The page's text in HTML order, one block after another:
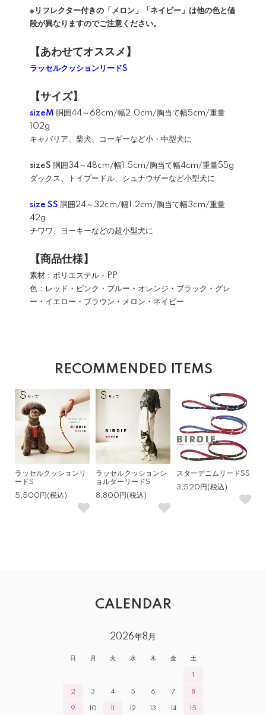
※リフレクター付きの「メロン」「ネイビー」は他の色と値
段が異なりますのでご注意ください。
【あわせてオススメ】
ラッセルクッションリードS
【サイズ】
sizeM 胴囲44～68cm/幅2.0cm/胸当て幅5cm/重量
102g
キャバリア、柴犬、コーギーなど小・中型犬に
sizeS 胴囲34～48cm/幅1.5cm/胸当て幅4cm/重量55g
ダックス、トイプードル、シュナウザーなど小型犬に
size SS 胴囲24～32cm/幅1.2cm/胸当て幅3cm/重量
42g
チワワ、ヨーキーなどの超小型犬に
【商品仕様】
素材：ポリエステル・PP
色：レッド・ピンク・ブルー・オレンジ・ブラック・グレ
ー・イエロー・ブラウン・メロン・ネイビー
RECOMMENDED ITEMS
ラッセルクッションリ
ードS
5,500円(税込)
ラッセルクッションシ
ョルダーリードS
8,800円(税込)
スターデニムリードSS
3,520円(税込)
CALENDAR
2026年8月
日 月 火 水 木 金 土
1
2 3 4 5 6 7 8
9 10 11 12 13 14 15